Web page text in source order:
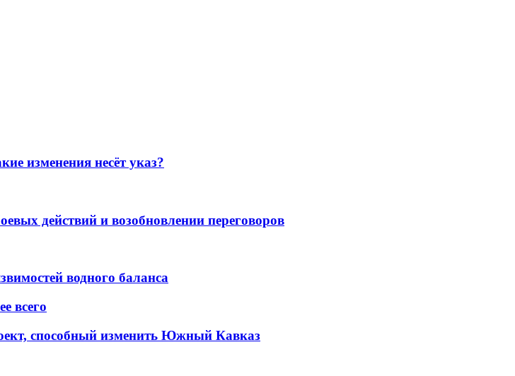
изменения несёт указ?
действий и возобновлении переговоров
водного баланса
всего
способный изменить Южный Кавказ